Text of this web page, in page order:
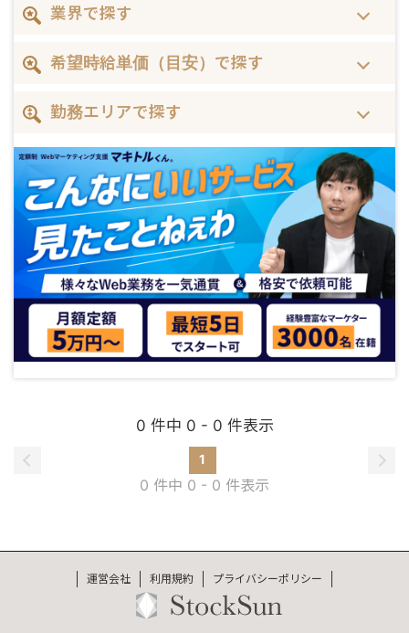
業界で探す
希望時給単価（目安）で探す
勤務エリアで探す
0 件中 0 - 0 件表示
1
0 件中 0 - 0 件表示
運営会社 利用規約 プライバシーポリシー